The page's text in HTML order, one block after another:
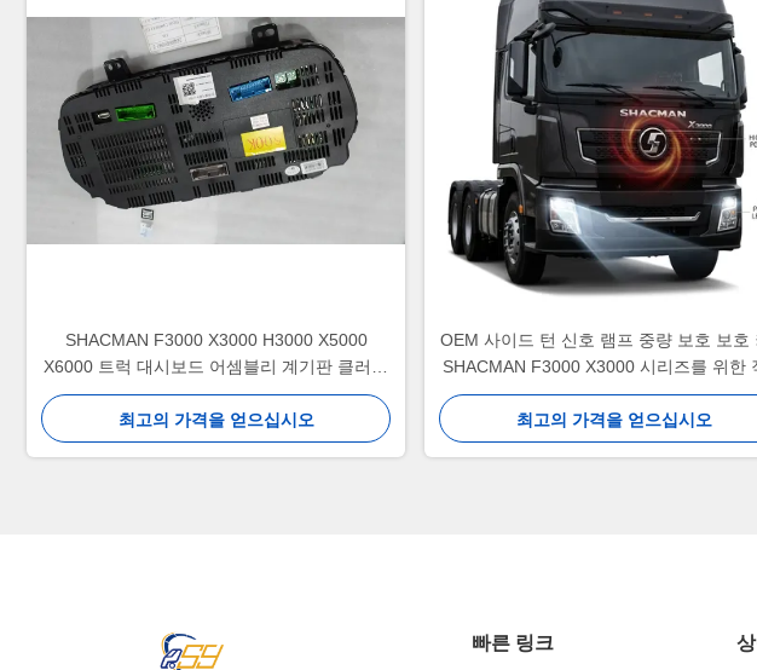
SHACMAN F3000 X3000 H3000 X5000
X6000 트럭 대시보드 어셈블리 계기판 클러스
터 (중장비 교체용)
최고의 가격을 얻으십시오
OEM 사이드 턴 신호 램프 중량 보호 보호
SHACMAN F3000 X3000 시리즈를 위한
적합 교체
최고의 가격을 얻으십시오
빠른 링크